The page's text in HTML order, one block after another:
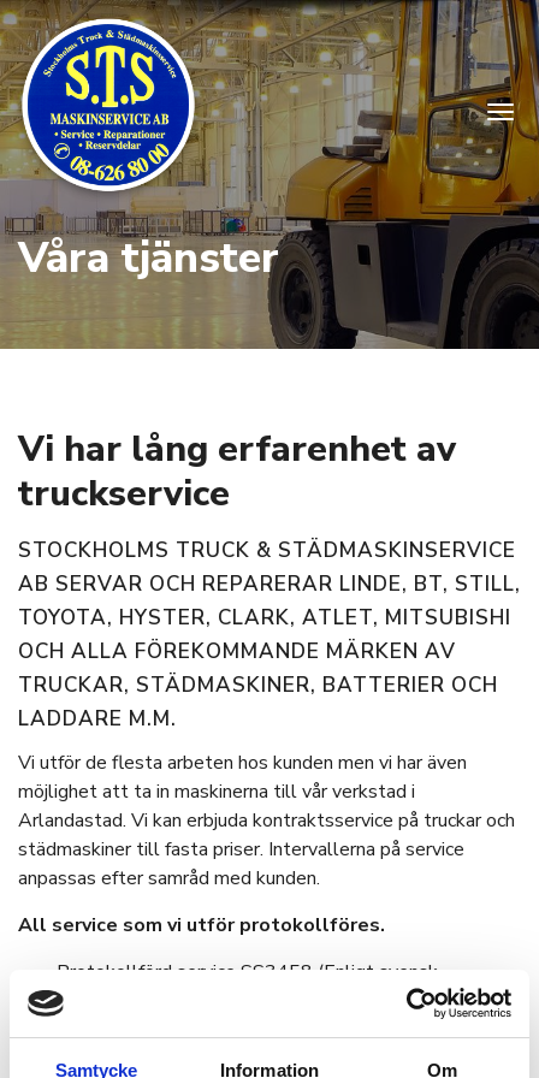
Samtycke Information Om
Våra tjänster
Vi har lång erfarenhet av
truckservice
STOCKHOLMS TRUCK & STÄDMASKINSERVICE
AB SERVAR OCH REPARERAR LINDE, BT, STILL,
TOYOTA, HYSTER, CLARK, ATLET, MITSUBISHI
OCH ALLA FÖREKOMMANDE MÄRKEN AV
TRUCKAR, STÄDMASKINER, BATTERIER OCH
LADDARE M.M.
Vi utför de flesta arbeten hos kunden men vi har även
möjlighet att ta in maskinerna till vår verkstad i
Arlandastad. Vi kan erbjuda kontraktsservice på truckar och
städmaskiner till fasta priser. Intervallerna på service
anpassas efter samråd med kunden.
All service som vi utför protokollföres.
Protokollförd service SS3458 (Enligt svensk
standard)
standard)